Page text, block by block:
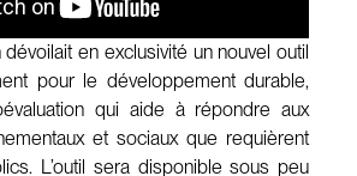
dévoilait en exclusivité un nouvel outil
pour le développement durable,
qui aide à répondre aux
et sociaux que requièrent
L’outil sera disponible sous peu